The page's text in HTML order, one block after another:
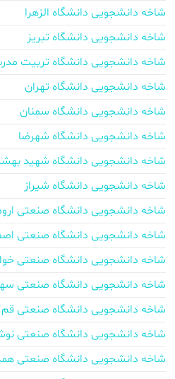
شاخه دانشجویی دانشگاه الزهرا
شاخه دانشجویی دانشگاه تبریز
شاخه دانشجویی دانشگاه تربیت
شاخه دانشجویی دانشگاه تهران
شاخه دانشجویی دانشگاه سمنان
شاخه دانشجویی دانشگاه شهرضا
شاخه دانشجویی دانشگاه شهید
شاخه دانشجویی دانشگاه شیراز
شاخه دانشجویی دانشگاه صنعتی
شاخه دانشجویی دانشگاه صنعتی
شاخه دانشجویی دانشگاه صنعتی
شاخه دانشجویی دانشگاه صنعتی
شاخه دانشجویی دانشگاه صنعتی قم
شاخه دانشجویی دانشگاه صنعتی
شاخه دانشجویی دانشگاه صنعتی